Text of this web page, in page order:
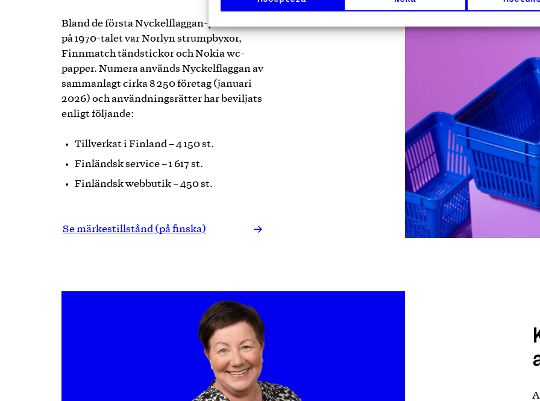
Bland de första Nyckelflaggan-produkterna
på 1970-talet var Norlyn strumpbyxor,
Finnmatch tändstickor och Nokia wc-
papper. Numera används Nyckelflaggan av
sammanlagt cirka 8 250 företag (januari
2026) och användningsrätter har beviljats
enligt följande:
Tillverkat i Finland – 4 150 st.
Finländsk service – 1 617 st.
Finländsk webbutik – 450 st.
Se märkestillstånd (på finska)